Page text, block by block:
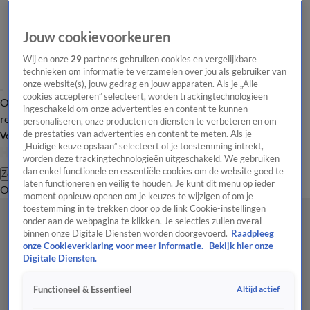
Overzicht Laatste nieuws Regionieuws Het beste van Hart
Tip de
redactie
Volg Hart van Nederland
Zoeken
OverzichtRegioUitzendingenWeerTip de redactiePanelVideo's
Jouw cookievoorkeuren
Wij en onze29 partners gebruiken cookies en vergelijkbare
technieken om informatie te verzamelen over jou als gebruiker van
onze website(s), jouw gedrag en jouw apparaten. Als je „Alle
cookies accepteren” selecteert, worden trackingtechnologieën
ingeschakeld om onze advertenties en content te kunnen
personaliseren, onze producten en diensten te verbeteren en om
de prestaties van advertenties en content te meten. Als je
„Huidige keuze opslaan” selecteert of je toestemming intrekt,
worden deze trackingtechnologieën uitgeschakeld. We gebruiken
dan enkel functionele en essentiële cookies om de website goed te
laten functioneren en veilig te houden. Je kunt dit menu op ieder
moment opnieuw openen om je keuzes te wijzigen of om je
toestemming in te trekken door op de link Cookie-instellingen
onder aan de webpagina te klikken. Je selecties zullen overal
binnen onze Digitale Diensten worden doorgevoerd. Raadpleeg
onze Cookieverklaring voor meer informatie.
Bekijk hier onze
Digitale Diensten.
Functioneel & Essentieel Altijd actief